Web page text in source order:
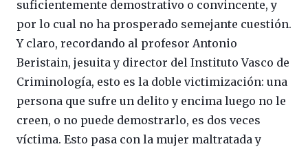
suficientemente demostrativo o convincente, y
por lo cual no ha prosperado semejante cuestión.
Y claro, recordando al profesor Antonio
Beristain, jesuita y director del Instituto Vasco de
Criminología, esto es la doble victimización: una
persona que sufre un delito y encima luego no le
creen, o no puede demostrarlo, es dos veces
víctima. Esto pasa con la mujer maltratada y